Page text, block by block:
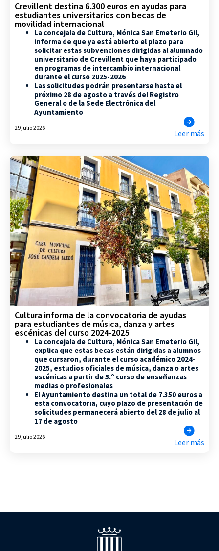
Crevillent destina 6.300 euros en ayudas para
estudiantes universitarios con becas de
movilidad internacional
La concejala de Cultura, Mónica San Emeterio Gil,
informa de que ya está abierto el plazo para
solicitar estas subvenciones dirigidas al alumnado
universitario de Crevillent que haya participado
en programas de intercambio internacional
durante el curso 2025-2026
Las solicitudes podrán presentarse hasta el
próximo 28 de agosto a través del Registro
General o de la Sede Electrónica del
Ayuntamiento
29 julio 2026
Leer más
Cultura informa de la convocatoria de ayudas
para estudiantes de música, danza y artes
escénicas del curso 2024-2025
La concejala de Cultura, Mónica San Emeterio Gil,
explica que estas becas están dirigidas a alumnos
que cursaron, durante el curso académico 2024-
2025, estudios oficiales de música, danza o artes
escénicas a partir de 5.º curso de enseñanzas
medias o profesionales
El Ayuntamiento destina un total de 7.350 euros a
esta convocatoria, cuyo plazo de presentación de
solicitudes permanecerá abierto del 28 de julio al
17 de agosto
29 julio 2026
Leer más